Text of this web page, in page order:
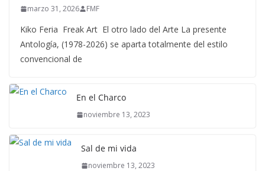
marzo 31, 2026 FMF
Kiko Feria Freak Art El otro lado del Arte La presente
Antología, (1978-2026) se aparta totalmente del estilo
convencional de
En el Charco
noviembre 13, 2023
Sal de mi vida
noviembre 13, 2023